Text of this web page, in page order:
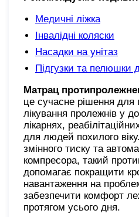
Медичні ліжка
Інвалідні коляски
Насадки на унітаз
Підгузки та пелюшки
Матрац
це сучасне рішення для
лікування пролежнів у
лікарнях,
для людей похилого
змінного тиску та
компресора, такий
допомагає покращити
навантаження на
забезпечити комфорт
протягом усього дня.